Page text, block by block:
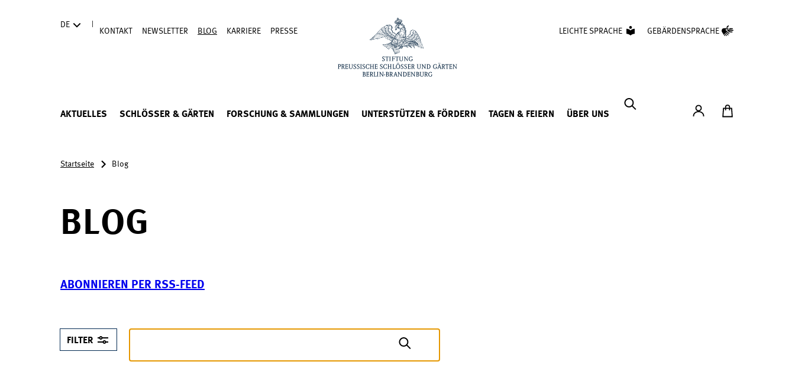
DE
KONTAKT NEWSLETTER BLOG KARRIERE PRESSE LEICHTE SPRACHE GEBÄRDENSPRACHE
AKTUELLES SCHLÖSSER & GÄRTEN FORSCHUNG & SAMMLUNGEN UNTERSTÜTZEN & FÖRDERN TAGEN & FEIERN ÜBER UNS
Konto Zum Ticketshop
Startseite Blog
BLOG
ABONNIEREN PER RSS-FEED
FILTER